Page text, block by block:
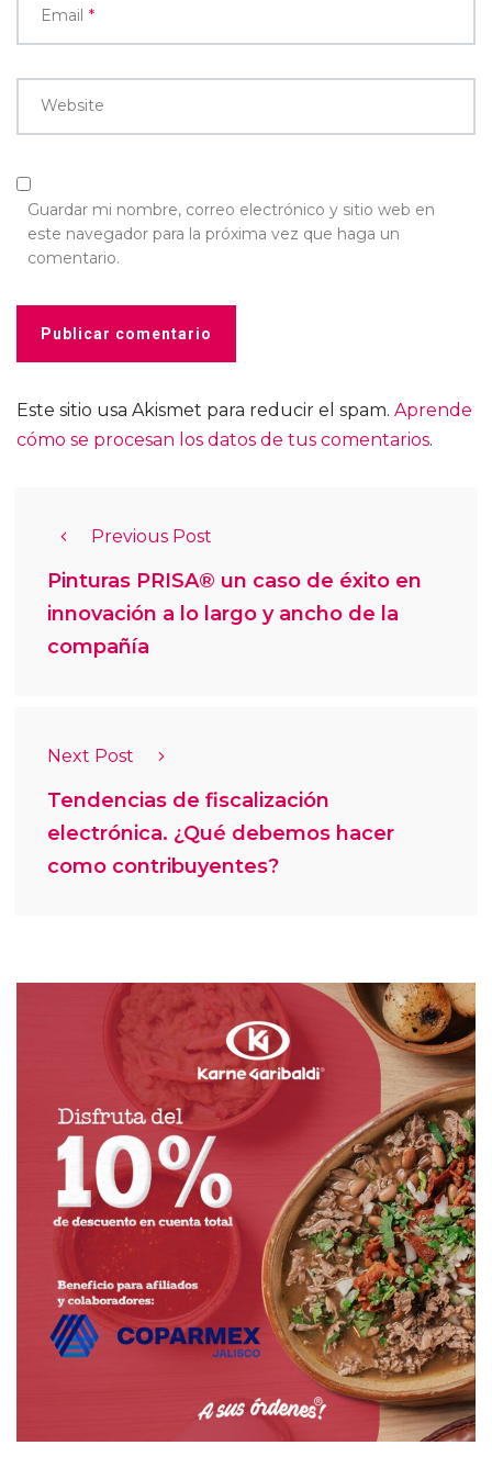
Email *
Website
Guardar mi nombre, correo electrónico y sitio web en
este navegador para la próxima vez que haga un
comentario.
Este sitio usa Akismet para reducir el spam. Aprende
cómo se procesan los datos de tus comentarios.
Previous Post
Pinturas PRISA® un caso de éxito en
innovación a lo largo y ancho de la
compañía
Next Post
Tendencias de fiscalización
electrónica. ¿Qué debemos hacer
como contribuyentes?